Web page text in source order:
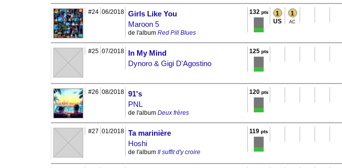
#24 06/2018 Girls Like You
Maroon 5
de l'album Red Pill Blues
132 pts 1
US
1
AC
#25 07/2018
In My Mind
Dynoro & Gigi D'Agostino
125pts
#26 08/2018 91's
PNL
de l'album Deux frères
120pts
#27 01/2018 Ta marinière
Hoshi
de l'album Il suffit d'y croire
119 pts